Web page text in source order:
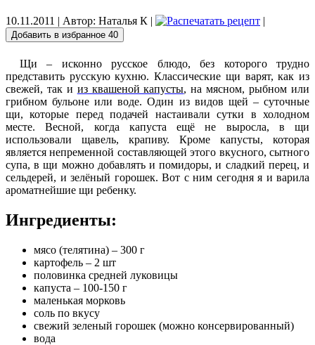
10.11.2011 | Автор: Наталья К | |
Добавить в избранное 40
Щи – исконно русское блюдо, без которого трудно
представить русскую кухню. Классические щи варят, как из
свежей, так и из квашеной капусты, на мясном, рыбном или
грибном бульоне или воде. Один из видов щей – суточные
щи, которые перед подачей настаивали сутки в холодном
месте. Весной, когда капуста ещё не выросла, в щи
использовали щавель, крапиву. Кроме капусты, которая
является непременной составляющей этого вкусного, сытного
супа, в щи можно добавлять и помидоры, и сладкий перец, и
сельдерей, и зелёный горошек. Вот с ним сегодня я и варила
ароматнейшие щи ребенку.
Ингредиенты:
мясо (телятина) – 300 г
картофель – 2 шт
половинка средней луковицы
капуста – 100-150 г
маленькая морковь
соль по вкусу
свежий зеленый горошек (можно консервированный)
вода